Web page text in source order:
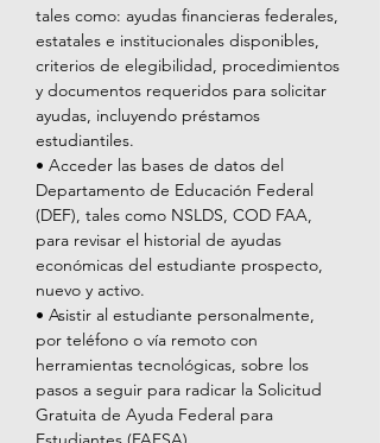
tales como: ayudas financieras federales,
estatales e institucionales disponibles,
criterios de elegibilidad, procedimientos
y documentos requeridos para solicitar
ayudas, incluyendo préstamos
estudiantiles.
• Acceder las bases de datos del
Departamento de Educación Federal
(DEF), tales como NSLDS, COD FAA,
para revisar el historial de ayudas
económicas del estudiante prospecto,
nuevo y activo.
• Asistir al estudiante personalmente,
por teléfono o vía remoto con
herramientas tecnológicas, sobre los
pasos a seguir para radicar la Solicitud
Gratuita de Ayuda Federal para